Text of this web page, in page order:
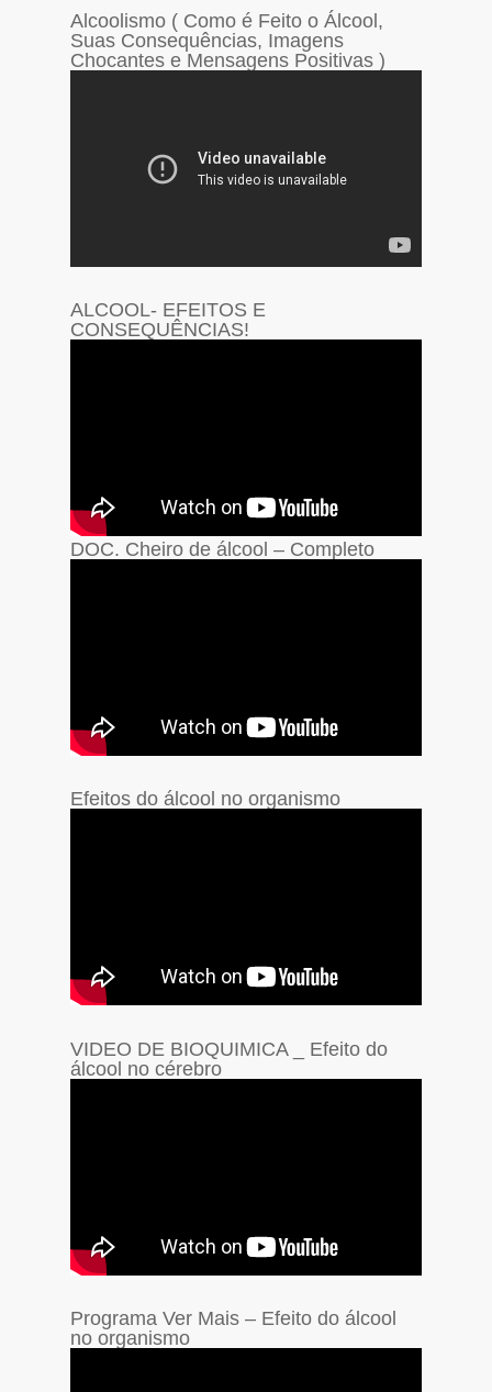
Alcoolismo ( Como é Feito o Álcool,
Suas Consequências, Imagens
Chocantes e Mensagens Positivas )
ALCOOL- EFEITOS E
CONSEQUÊNCIAS!
DOC. Cheiro de álcool – Completo
Efeitos do álcool no organismo
VIDEO DE BIOQUIMICA _ Efeito do
álcool no cérebro
Programa Ver Mais – Efeito do álcool
no organismo